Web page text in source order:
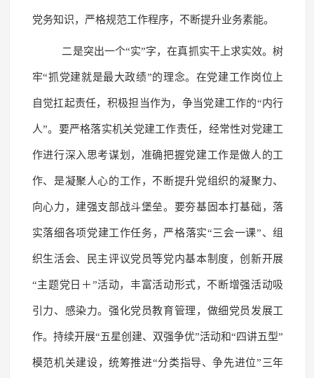
党务知识，严格规范工作程序，不断提升业务素能。
二是突出一个“实”字，在真抓实干上求实效。树
牢“抓党建就是最大政绩”的理念。在党建工作岗位上
自觉扛起责任，积极担当作为，争当党建工作的“内行
人”。要严格落实机关党建工作责任，经常性对党建工
作进行深入思考谋划，准确把握党建工作是做人的工
作、是凝聚人心的工作，不断提升党组织的凝聚力、
向心力，建强支部战斗堡垒。要夯基固本打基础，落
实落细各项党建工作任务，严格落实“三会一课”、组
织生活会、民主评议党员等党内基本制度，创新开展
“主题党日＋”活动，丰富活动形式，不断增强活动吸
引力、感染力。强化党员教育管理，做细党员发展工
作。持续开展“五星创建、双强争优”活动和“四讲五型”
模范机关建设，统筹推进“分类指导、争先进位”三年